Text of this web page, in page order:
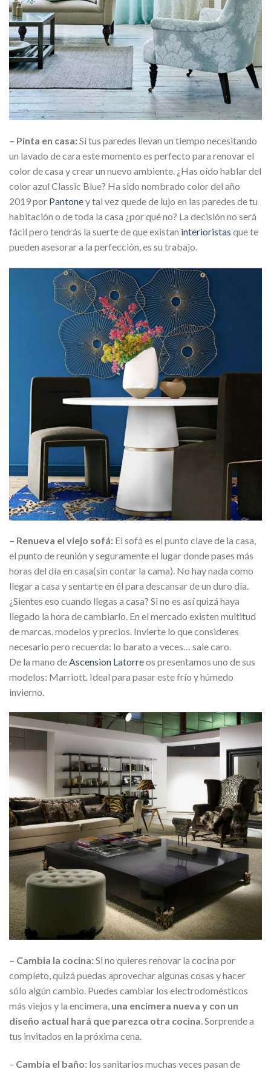
– Pinta en casa:Si tus paredes llevan un tiempo necesitando
un lavado de cara este momento es perfecto para renovar el
color de casa y crear un nuevo ambiente. ¿Has oído hablar del
color azul Classic Blue? Ha sido nombrado color del año
2019 por Pantoney tal vez quede de lujo en las paredes de tu
habitación o de toda la casa ¿por qué no? La decisión no será
fácil pero tendrás la suerte de que existan interioristas que te
pueden asesorar a la perfección, es su trabajo.
– Renueva el viejo sofá: El sofá es el punto clave de la casa,
el punto de reunión y seguramente el lugar donde pases más
horas del día en casa(sin contar la cama). No hay nada como
llegar a casa y sentarte en él para descansar de un duro día.
¿Sientes eso cuando llegas a casa? Si no es así quizá haya
llegado la hora de cambiarlo. En el mercado existen multitud
de marcas, modelos y precios. Invierte lo que consideres
necesario pero recuerda: lo barato a veces… sale caro.
De la mano deAscension Latorreos presentamos uno de sus
modelos: Marriott. Ideal para pasar este frío y húmedo
invierno.
– Cambia la cocina:Si no quieres renovar la cocina por
completo, quizá puedas aprovechar algunas cosas y hacer
sólo algún cambio. Puedes cambiar los electrodomésticos
más viejos y la encimera, una encimera nueva y con un
diseño actual hará que parezca otra cocina . Sorprende a
tus invitados en la próxima cena.
– Cambia el baño: los sanitarios muchas veces pasan de